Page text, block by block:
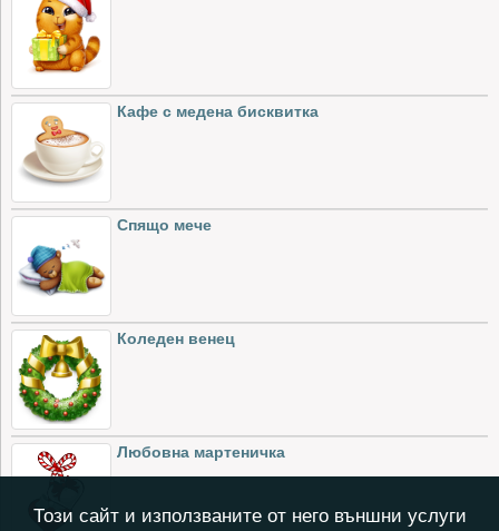
Кафе с медена бисквитка
Спящо мече
Коледен венец
Любовна мартеничка
Този сайт и използваните от него външни услуги